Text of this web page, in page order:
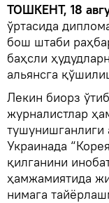
ТОШКЕНТ, 18
ўртасида
бош штаби
баҳсли
альянсга
Лекин биорз
журналистлар
тушунишганлиги
Украинада
қилганини
ҳамжамиятида
нимага